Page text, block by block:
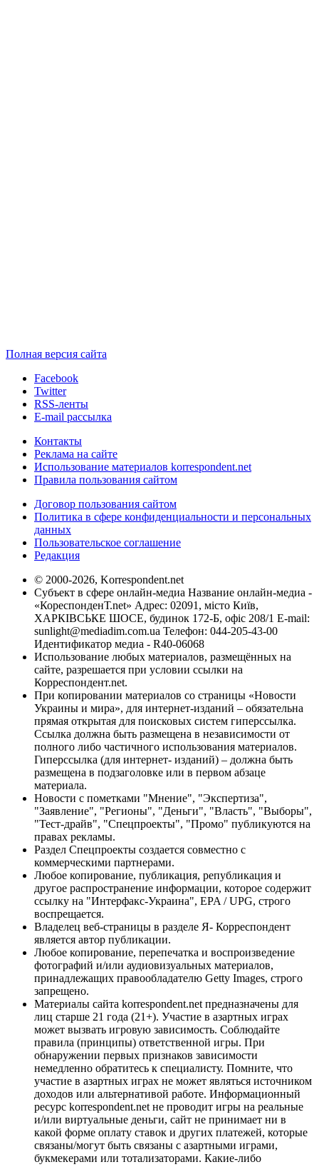
Полная версия сайта
Facebook
Twitter
RSS-ленты
E-mail рассылка
Контакты
Реклама на сайте
Использование материалов korrespondent.net
Правила пользования сайтом
Договор пользования сайтом
Политика в сфере конфиденциальности и персональных
данных
Пользовательское соглашение
Редакция
© 2000-2026, Korrespondent.net
Субъект в сфере онлайн-медиа Название онлайн-медиа -
«КореспонденТ.net» Адрес: 02091, місто Київ,
ХАРКІВСЬКЕ ШОСЕ, будинок 172-Б, офіс 208/1 E-mail:
sunlight@mediadim.com.ua Телефон: 044-205-43-00
Идентификатор медиа - R40-06068
Использование любых материалов, размещённых на
сайте, разрешается при условии ссылки на
Корреспондент.net.
При копировании материалов со страницы «Новости
Украины и мира», для интернет-изданий – обязательна
прямая открытая для поисковых систем гиперссылка.
Ссылка должна быть размещена в независимости от
полного либо частичного использования материалов.
Гиперссылка (для интернет- изданий) – должна быть
размещена в подзаголовке или в первом абзаце
материала.
Новости с пометками "Мнение", "Экспертиза",
"Заявление", "Регионы", "Деньги", "Власть", "Выборы",
"Тест-драйв", "Спецпроекты", "Промо" публикуются на
правах рекламы.
Раздел Спецпроекты создается совместно с
коммерческими партнерами.
Любое копирование, публикация, републикация и
другое распространение информации, которое содержит
ссылку на "Интерфакс-Украина", EPA / UPG, строго
воспрещается.
Владелец веб-страницы в разделе Я- Корреспондент
является автор публикации.
Любое копирование, перепечатка и воспроизведение
фотографий и/или аудиовизуальных материалов,
принадлежащих правообладателю Getty Images, строго
запрещено.
Материалы сайта korrespondent.net предназначены для
лиц старше 21 года (21+). Участие в азартных играх
может вызвать игровую зависимость. Соблюдайте
правила (принципы) ответственной игры. При
обнаружении первых признаков зависимости
немедленно обратитесь к специалисту. Помните, что
участие в азартных играх не может являться источником
доходов или альтернативой работе. Информационный
ресурс korrespondent.net не проводит игры на реальные
и/или виртуальные деньги, сайт не принимает ни в
какой форме оплату ставок и других платежей, которые
связаны/могут быть связаны с азартными играми,
букмекерами или тотализаторами. Какие-либо